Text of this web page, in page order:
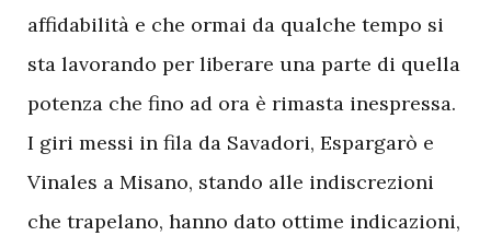
affidabilità e che ormai da qualche tempo si
sta lavorando per liberare una parte di quella
potenza che fino ad ora è rimasta inespressa.
I giri messi in fila da Savadori, Espargarò e
Vinales a Misano, stando alle indiscrezioni
che trapelano, hanno dato ottime indicazioni,